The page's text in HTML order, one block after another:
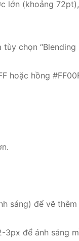
lớn (khoảng
chọn “Blending
hoặc hồng
sáng) để vẽ
3px để ánh sáng